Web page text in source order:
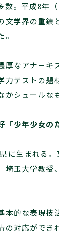
数。平成8年
文学界の重鎮
厚なアナーキ
力テストの題
かシュールな
「少年少女の
に生まれる
埼玉大学教授
本的な表現技
の対応ができ